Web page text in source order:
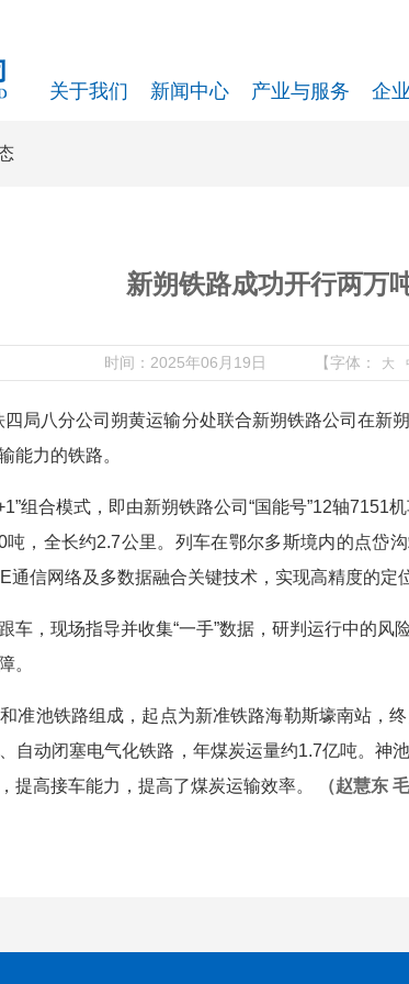
关于我们 新闻中心 产业与服务 企
新朔铁路成功开行两万
时间：2025年06月19日 【字体： 大
四局八分公司朔黄运输分处联合新朔铁路公司在新
能力的铁路。
合模式，即由新朔铁路公司“国能号”12轴7151
，全长约2.7公里。列车在鄂尔多斯境内的点岱
信网络及多数据融合关键技术，实现高精度的定
，现场指导并收集“一手”数据，研判运行中的风
。
池铁路组成，起点为新准铁路海勒斯壕南站，终
自动闭塞电气化铁路，年煤炭运量约1.7亿吨。神
提高接车能力，提高了煤炭运输效率。
（赵慧东